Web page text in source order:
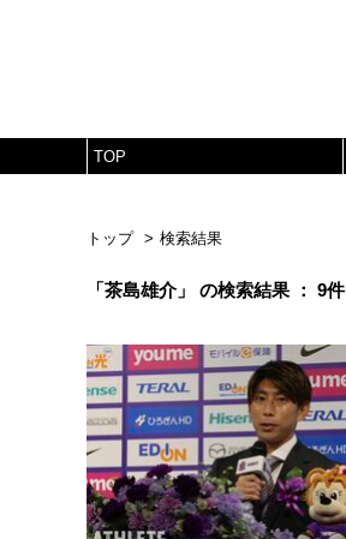
TOP
トップ 検索結果
「茶島雄介」 の検索結果 ： 9件